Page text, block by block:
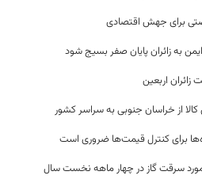
برای جهش اقتصادی
به زائران پایان صفر بسیج شود
برای کنترل قیمت‌ها ضروری است